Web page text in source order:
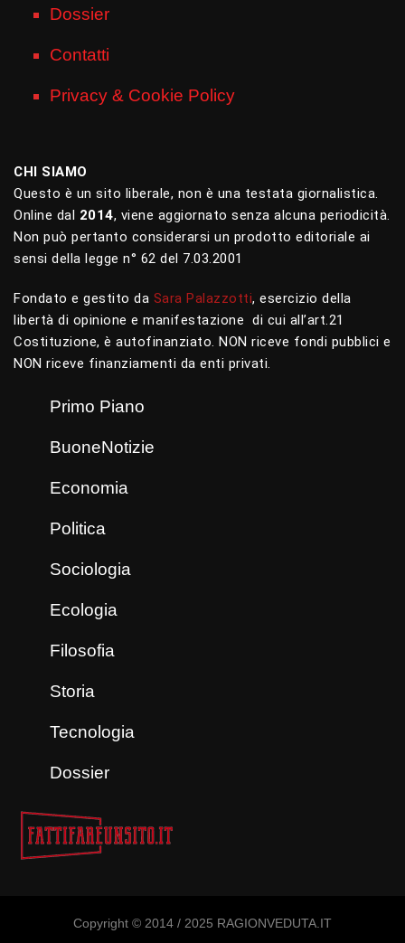
Dossier
Contatti
Privacy & Cookie Policy
CHI SIAMO
Questo è un sito liberale, non è una testata giornalistica.
Online dal 2014, viene aggiornato senza alcuna periodicità.
Non può pertanto considerarsi un prodotto editoriale ai
sensi della legge n° 62 del 7.03.2001
Fondato e gestito da Sara Palazzotti, esercizio della
libertà di opinione e manifestazione di cui all’art.21
Costituzione, è autofinanziato. NON riceve fondi pubblici e
NON riceve finanziamenti da enti privati.
Primo Piano
BuoneNotizie
Economia
Politica
Sociologia
Ecologia
Filosofia
Storia
Tecnologia
Dossier
Copyright © 2014 / 2025 RAGIONVEDUTA.IT